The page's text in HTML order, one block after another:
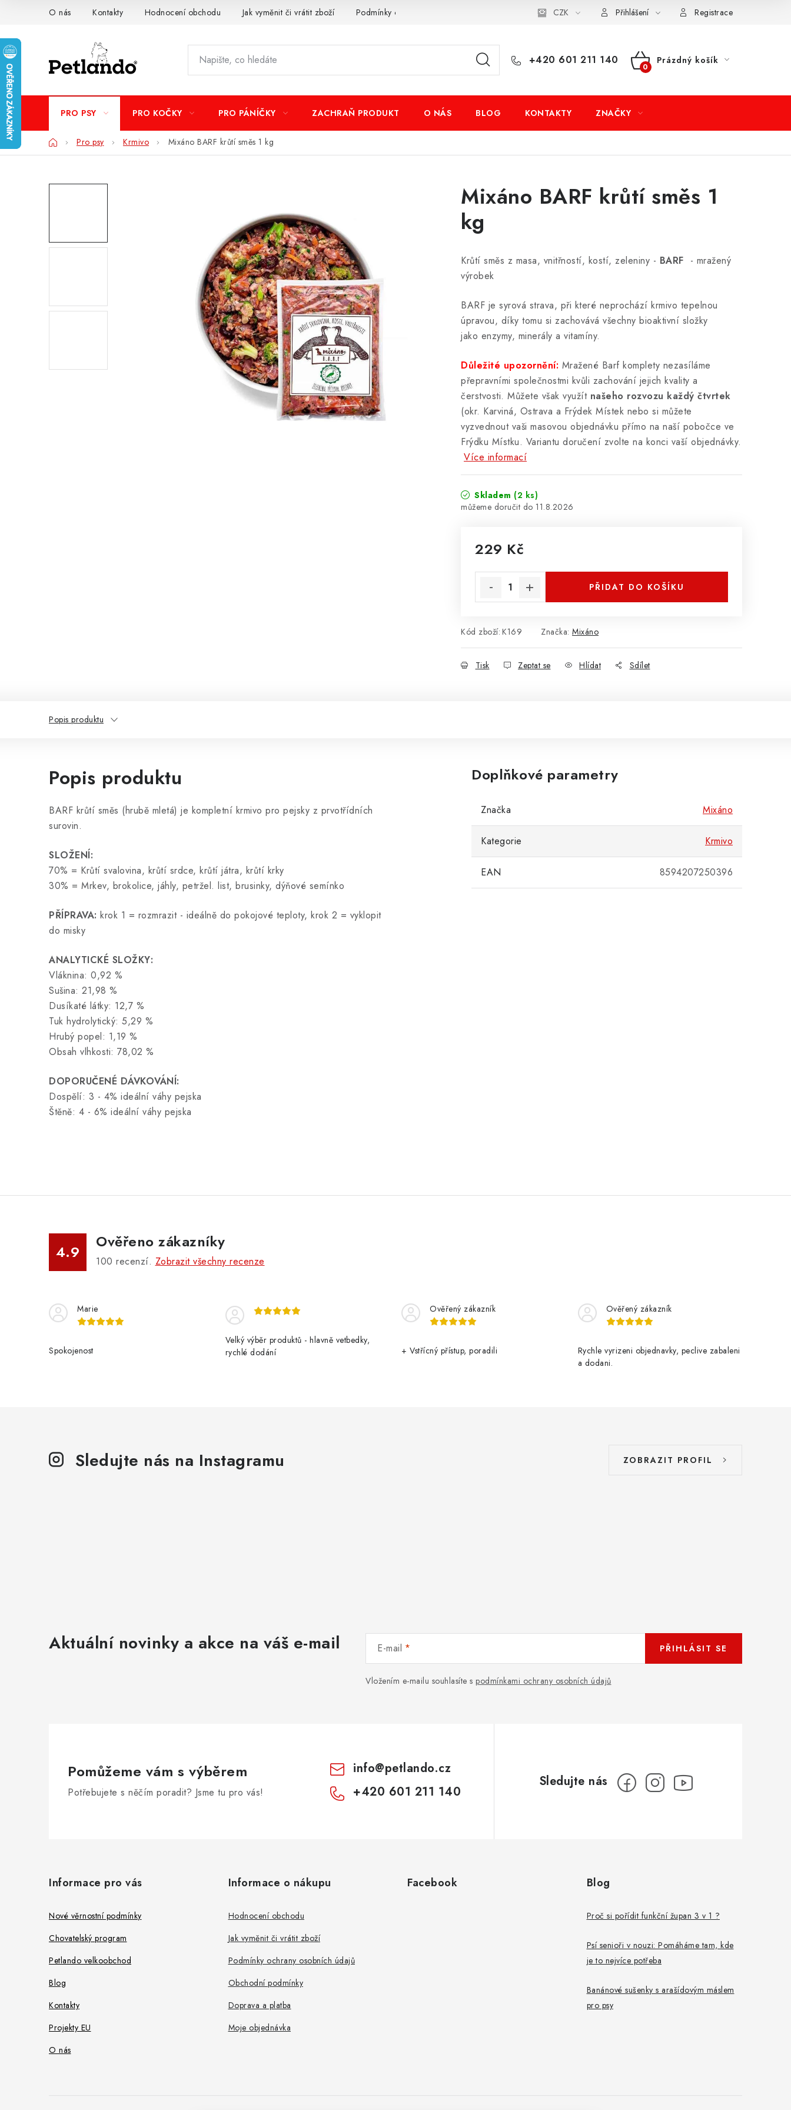
O nás Kontakty Hodnocení obchodu Jak vyměnit či vrátit zboží Podmínky ochrany osobních údajů Obchodní podmínky Doprava a platba Moje objednávka
CZK Přihlášení Registrace
+420 601 211 140
NÁKUPNÍ
Prázdný košík
PRO PSY PRO KOČKY PRO PÁNÍČKY ZACHRAŇ PRODUKT O NÁS BLOG KONTAKTY ZNAČKY
DomůPro psy Krmivo Mixáno BARF krůtí směs 1 kg
Mixáno BARF krůtí směs 1
kg
Krůtí směs z masa, vnitřností, kostí, zeleniny - BARF - mražený
výrobek
BARF je syrová strava, při které neprochází krmivo tepelnou
úpravou, díky tomu si zachovává všechny bioaktivní složky
jako enzymy, minerály a vitamíny.
Důležité upozornění: Mražené Barf komplety nezasíláme
přepravními společnostmi kvůli zachování jejich kvality a
čerstvosti. Můžete však využít našeho rozvozu každý čtvrtek
(okr. Karviná, Ostrava a Frýdek Místek nebo si můžete
vyzvednout vaši masovou objednávku přímo na naší pobočce ve
Frýdku Místku. Variantu doručení zvolte na konci vaší objednávky.
Více informací
Skladem (2 ks)
11.8.2026
229 Kč
PŘIDAT DO KOŠÍKU
Kód zboží: K169 Značka: Mixáno
Tisk Zeptat se Hlídat Sdílet
Popis produktu
Popis produktu
BARF krůtí směs (hrubě mletá) je kompletní krmivo pro pejsky z prvotřídních
surovin.
SLOŽENÍ:
70% = Krůtí svalovina, krůtí srdce, krůtí játra, krůtí krky
30% = Mrkev, brokolice, jáhly, petržel. list, brusinky, dýňové semínko
PŘÍPRAVA: krok 1 = rozmrazit - ideálně do pokojové teploty, krok 2 = vyklopit
do misky
ANALYTICKÉ SLOŽKY:
Vláknina: 0,92 %
Sušina: 21,98 %
Dusíkaté látky: 12,7 %
Tuk hydrolytický: 5,29 %
Hrubý popel: 1,19 %
Obsah vlhkosti: 78,02 %
DOPORUČENÉ DÁVKOVÁNÍ:
Dospělí: 3 - 4% ideální váhy pejska
Štěně: 4 - 6% ideální váhy pejska
Doplňkové parametry
Značka Mixáno
Kategorie Krmivo
EAN 8594207250396
4.9
Ověřeno zákazníky
100 recenzí. Zobrazit všechny recenze
Marie
Spokojenost
Velký výběr produktů - hlavně vetbedky,
rychlé dodání
Ověřený zákazník
+ Vstřícný přístup, poradili
Ověřený zákazník
Rychle vyrizeni objednavky, peclive zabaleni
a dodani.
Sledujte nás na Instagramu ZOBRAZIT PROFIL
Aktuální novinky a akce na váš e-mail E-mail
Vložením e-mailu souhlasíte s podmínkami ochrany osobních údajů
PŘIHLÁSIT SE
Pomůžeme vám s výběrem
Potřebujete s něčím poradit? Jsme tu pro vás!
info@petlando.cz
+420 601 211 140
Informace pro vás
Nové věrnostní podmínky
Chovatelský program
Petlando velkoobchod
Blog
Kontakty
Projekty EU
O nás
Informace o nákupu
Hodnocení obchodu
Jak vyměnit či vrátit zboží
Podmínky ochrany osobních údajů
Obchodní podmínky
Doprava a platba
Moje objednávka
Facebook Blog
Proč si pořídit funkční župan 3 v 1 ?
Psí senioři v nouzi: Pomáháme tam, kde
je to nejvíce potřeba
Banánové sušenky s arašídovým máslem
pro psy